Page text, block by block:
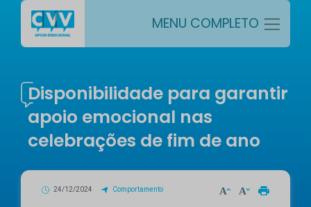
MENU COMPLETO
Disponibilidade para garantir
apoio emocional nas
celebrações de fim de ano
24/12/2024 Comportamento